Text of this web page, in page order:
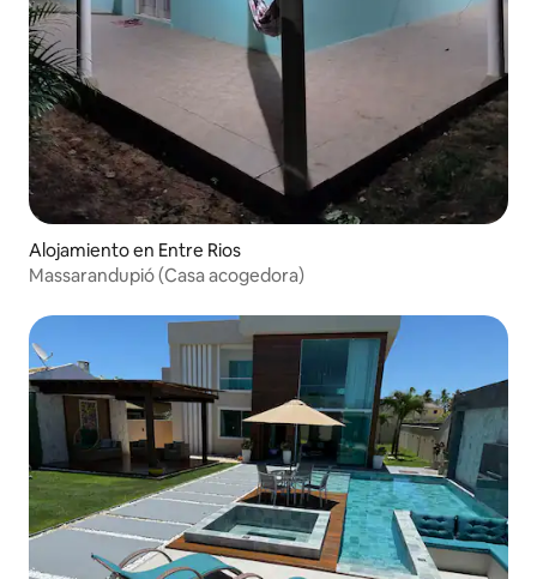
Alojamiento en Entre Rios
Massarandupió (Casa acogedora)